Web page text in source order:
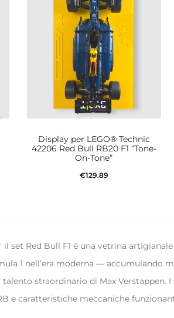
Display per LEGO® Technic
42206 Red Bull RB20 F1 “Tone-
On-Tone”
€129.89
il set Red Bull F1 è una vetrina
1 nell’era moderna — accumulando
straordinario di Max
e caratteristiche meccaniche